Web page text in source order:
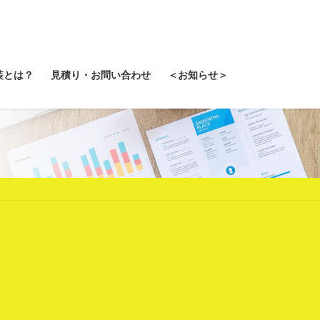
は？ 見積り・お問い合わせ ＜お知らせ＞